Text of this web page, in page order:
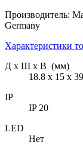
Производитель:
Germany
Характеристики
Д х Ш х В (мм)
18.8 х 15 х
IP
IP 20
LED
Нет